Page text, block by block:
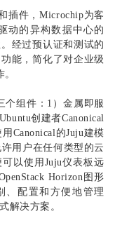
插件，Microchip为客
动的异构数据中心的
经过预认证和测试的
能，简化了对企业级
个组件：1）金属即服
创建者Canonical
Canonical的Juju建模
用户在任何类型的云
以使用Juju仪表板远
Horizon图形
、配置和方便地管理
解决方案。